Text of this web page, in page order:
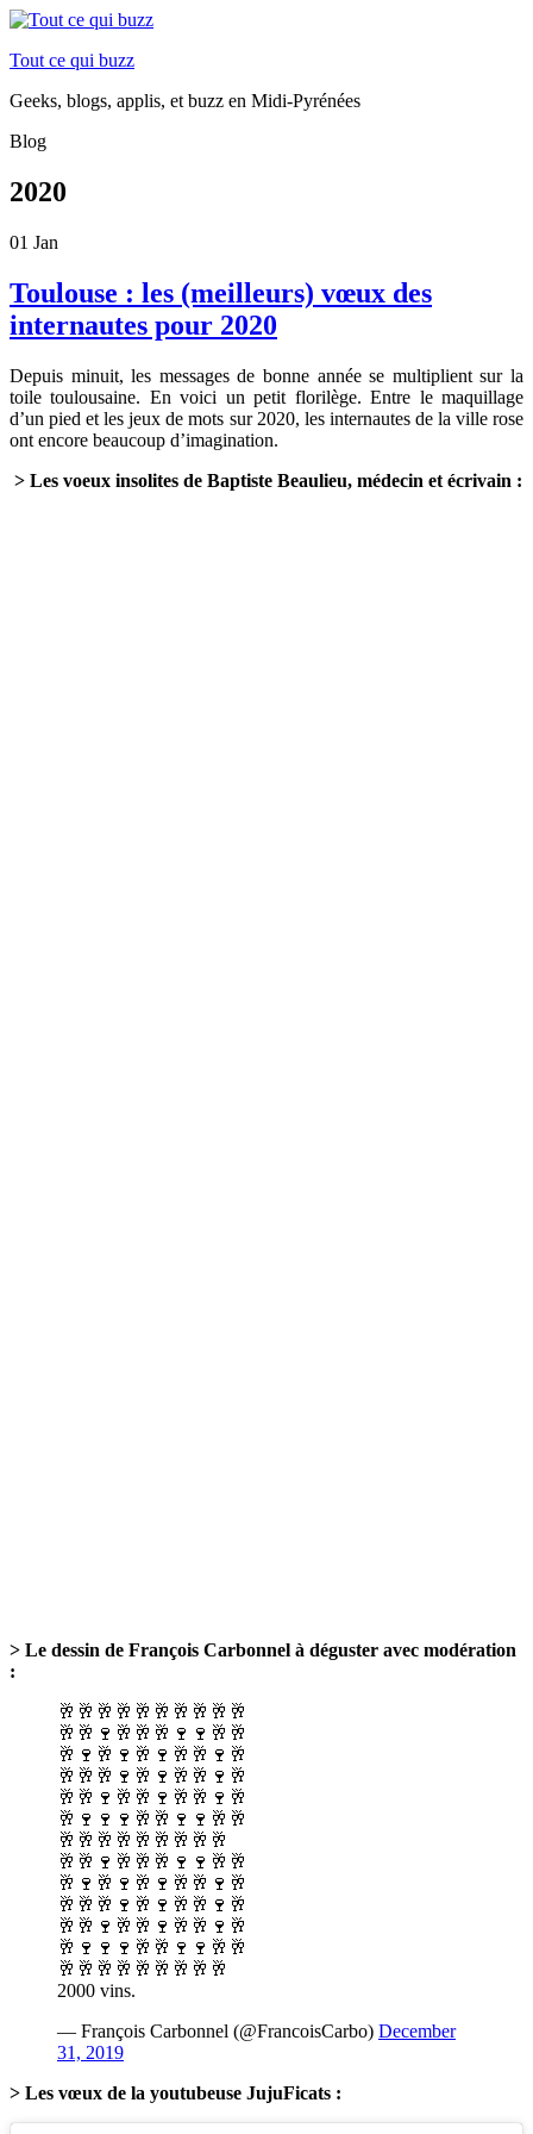
Tout ce qui buzz
Geeks, blogs, applis, et buzz en Midi-Pyrénées
Blog
2020
01 Jan
Toulouse : les (meilleurs) vœux des
internautes pour 2020
Depuis minuit, les messages de bonne année se multiplient sur la
toile toulousaine. En voici un petit florilège. Entre le maquillage
d’un pied et les jeux de mots sur 2020, les internautes de la ville rose
ont encore beaucoup d’imagination.
> Les voeux insolites de Baptiste Beaulieu, médecin et écrivain :
> Le dessin de François Carbonnel à déguster avec modération
:
🥂🥂🥂🥂🥂🥂🥂🥂🥂🥂
🥂🥂🍷🥂🥂🥂🍷🍷🥂🥂
🥂🍷🥂🍷🥂🍷🥂🥂🍷🥂
🥂🥂🥂🍷🥂🍷🥂🥂🍷🥂
🥂🥂🍷🥂🥂🍷🥂🥂🍷🥂
🥂🍷🍷🍷🥂🥂🍷🍷🥂🥂
🥂🥂🥂🥂🥂🥂🥂🥂🥂
🥂🥂🍷🥂🥂🥂🍷🍷🥂🥂
🥂🍷🥂🍷🥂🍷🥂🥂🍷🥂
🥂🥂🥂🍷🥂🍷🥂🥂🍷🥂
🥂🥂🍷🥂🥂🍷🥂🥂🍷🥂
🥂🍷🍷🍷🥂🥂🍷🍷🥂🥂
🥂🥂🥂🥂🥂🥂🥂🥂🥂
2000 vins.
— François Carbonnel (@FrancoisCarbo) December
31, 2019
> Les vœux de la youtubeuse JujuFicats :